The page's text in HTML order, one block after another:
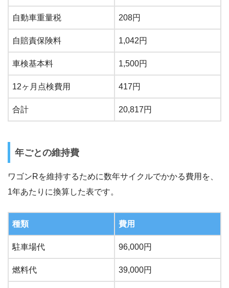
自動車重量税 208円
自賠責保険料 1,042円
車検基本料 1,500円
12ヶ月点検費用 417円
合計 20,817円
年ごとの維持費
ワゴンRを維持するために数年サイクルでかかる費用を、
1年あたりに換算した表です。
種類 費用
駐車場代 96,000円
燃料代 39,000円